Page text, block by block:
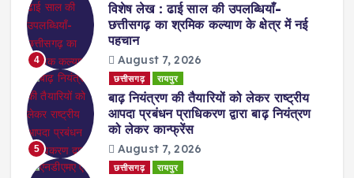
4
विशेष लेख : ढाई साल की उपलब्धियाँ-
छत्तीसगढ़ का श्रमिक कल्याण के क्षेत्र में नई
पहचान
August 7, 2026
5
छत्तीसगढ़ रायपुर
बाढ़ नियंत्रण की तैयारियों को लेकर राष्ट्रीय
आपदा प्रबंधन प्राधिकरण द्वारा बाढ़ नियंत्रण
को लेकर कान्फ्रेंस
August 7, 2026
छत्तीसगढ़ रायपुर